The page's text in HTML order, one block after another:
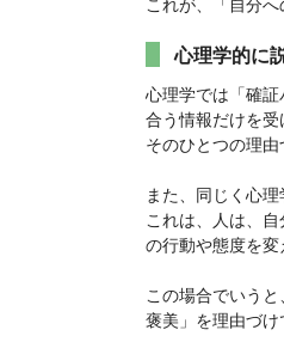
心理学的に
心理学では「確
合う情報だけを受
そのひとつの理
また、同じく心
これは、人は、
の行動や態度を変
この場合でいう
褒美」を理由づけ